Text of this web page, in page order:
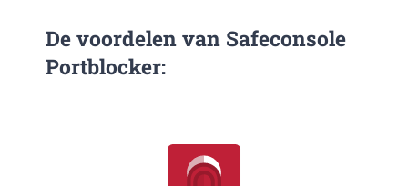
De voordelen van Safeconsole
Portblocker: